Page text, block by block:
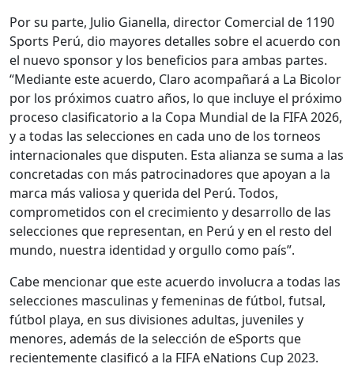
Por su parte, Julio Gianella, director Comercial de 1190
Sports Perú, dio mayores detalles sobre el acuerdo con
el nuevo sponsor y los beneficios para ambas partes.
“Mediante este acuerdo, Claro acompañará a La Bicolor
por los próximos cuatro años, lo que incluye el próximo
proceso clasificatorio a la Copa Mundial de la FIFA 2026,
y a todas las selecciones en cada uno de los torneos
internacionales que disputen. Esta alianza se suma a las
concretadas con más patrocinadores que apoyan a la
marca más valiosa y querida del Perú. Todos,
comprometidos con el crecimiento y desarrollo de las
selecciones que representan, en Perú y en el resto del
mundo, nuestra identidad y orgullo como país”.
Cabe mencionar que este acuerdo involucra a todas las
selecciones masculinas y femeninas de fútbol, futsal,
fútbol playa, en sus divisiones adultas, juveniles y
menores, además de la selección de eSports que
recientemente clasificó a la FIFA eNations Cup 2023.